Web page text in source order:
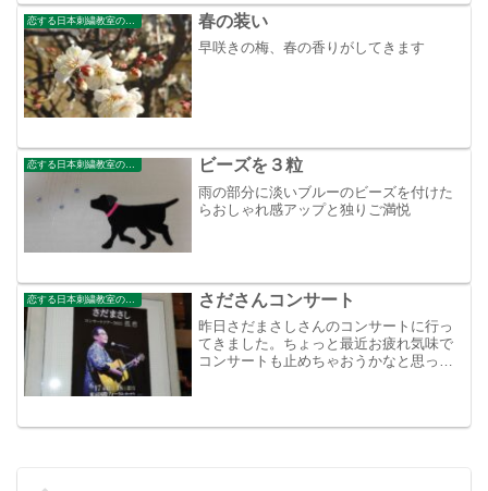
春の装い
早咲きの梅、春の香りがしてきます
恋する日本刺繍教室のブログ ビーズを３粒
雨の部分に淡いブルーのビーズを付けた
らおしゃれ感アップと独りご満悦
さださんコンサート
昨日さだまさしさんのコンサートに行っ
てきました。ちょっと最近お疲れ気味で
コンサートも止めちゃおうかなと思った